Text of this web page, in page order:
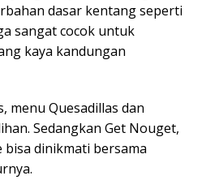
dasar kentang seperti
sangat cocok untuk
kaya kandungan
menu Quesadillas dan
Sedangkan Get Nouget,
dinikmati bersama